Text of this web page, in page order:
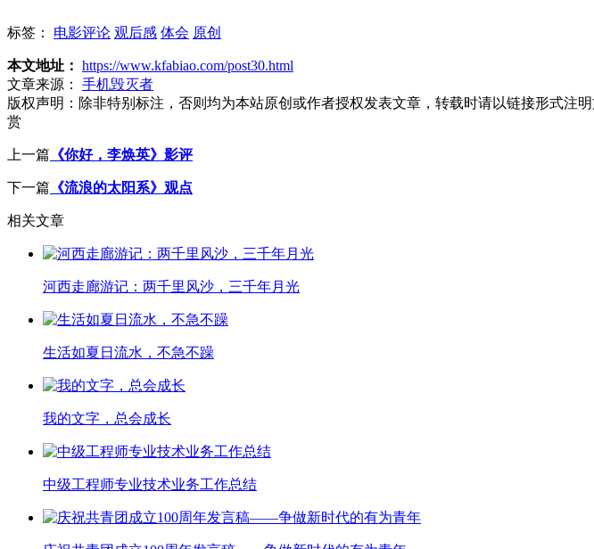
标签： 电影评论 观后感 体会 原创
本文地址： https://www.kfabiao.com/post30.html
文章来源：
手机毁灭者
版权声明： 除非特别标注，否则均为本站原创或作者授权发表文章，转载时请以链接形式注明
赏
上一篇 《你好，李焕英》影评
下一篇 《流浪的太阳系》观点
相关文章
河西走廊游记：两千里风沙，三千年月光
生活如夏日流水，不急不躁
我的文字，总会成长
中级工程师专业技术业务工作总结